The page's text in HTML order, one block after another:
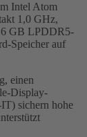
Intel Atom
1,0 GHz,
GB LPDDR5-
Speicher auf
einen
Display-
sichern hohe